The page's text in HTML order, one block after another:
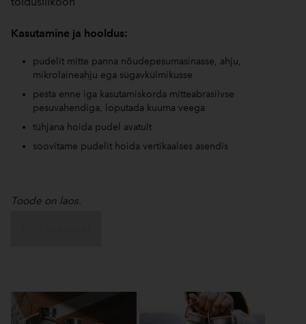
Kasutamine ja hooldus:
pudelit mitte panna nõudepesumasinasse, ahju,
mikrolaineahju ega sügavkülmikusse
pesta enne iga kasutamiskorda mitteabrasiivse
pesuvahendiga, loputada kuuma veega
tühjana hoida pudel avatult
soovitame pudelit hoida vertikaalses asendis
Toode on laos.